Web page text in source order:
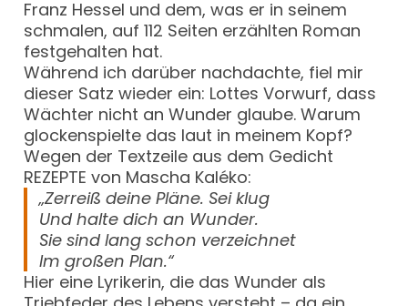
Franz Hessel und dem, was er in seinem
schmalen, auf 112 Seiten erzählten Roman
festgehalten hat.
Während ich darüber nachdachte, fiel mir
dieser Satz wieder ein: Lottes Vorwurf, dass
Wächter nicht an Wunder glaube. Warum
glockenspielte das laut in meinem Kopf?
Wegen der Textzeile aus dem Gedicht
REZEPTE von Mascha Kaléko:
„Zerreiß deine Pläne. Sei klug
Und halte dich an Wunder.
Sie sind lang schon verzeichnet
Im großen Plan.“
Hier eine Lyrikerin, die das Wunder als